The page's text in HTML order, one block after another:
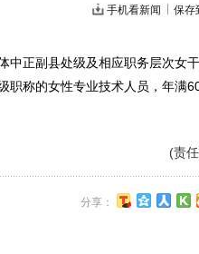
手机看新闻 保存
正副县处级及相应职务层次女
称的女性专业技术人员，年满60
(责
分享：